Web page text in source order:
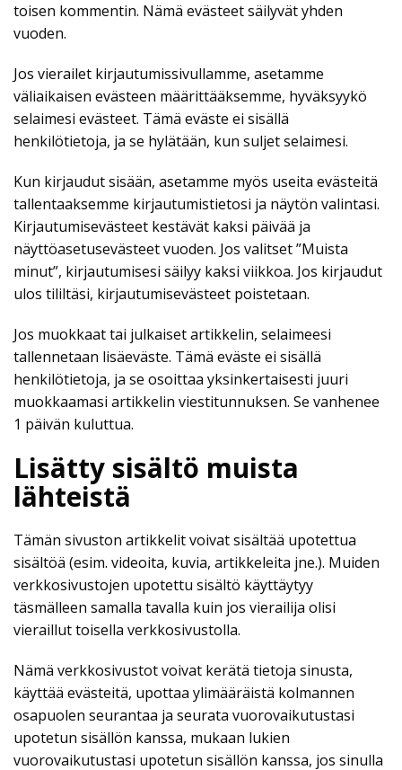
toisen kommentin. Nämä evästeet säilyvät yhden
vuoden.
Jos vierailet kirjautumissivullamme, asetamme
väliaikaisen evästeen määrittääksemme, hyväksyykö
selaimesi evästeet. Tämä eväste ei sisällä
henkilötietoja, ja se hylätään, kun suljet selaimesi.
Kun kirjaudut sisään, asetamme myös useita evästeitä
tallentaaksemme kirjautumistietosi ja näytön valintasi.
Kirjautumisevästeet kestävät kaksi päivää ja
näyttöasetusevästeet vuoden. Jos valitset ”Muista
minut”, kirjautumisesi säilyy kaksi viikkoa. Jos kirjaudut
ulos tililtäsi, kirjautumisevästeet poistetaan.
Jos muokkaat tai julkaiset artikkelin, selaimeesi
tallennetaan lisäeväste. Tämä eväste ei sisällä
henkilötietoja, ja se osoittaa yksinkertaisesti juuri
muokkaamasi artikkelin viestitunnuksen. Se vanhenee
1 päivän kuluttua.
Lisätty sisältö muista
lähteistä
Tämän sivuston artikkelit voivat sisältää upotettua
sisältöä (esim. videoita, kuvia, artikkeleita jne.). Muiden
verkkosivustojen upotettu sisältö käyttäytyy
täsmälleen samalla tavalla kuin jos vierailija olisi
vieraillut toisella verkkosivustolla.
Nämä verkkosivustot voivat kerätä tietoja sinusta,
käyttää evästeitä, upottaa ylimääräistä kolmannen
osapuolen seurantaa ja seurata vuorovaikutustasi
upotetun sisällön kanssa, mukaan lukien
vuorovaikutustasi upotetun sisällön kanssa, jos sinulla